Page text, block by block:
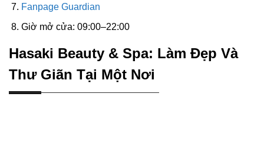
Fanpage Guardian
Giờ mở cửa: 09:00–22:00
Hasaki Beauty & Spa: Làm Đẹp Và
Thư Giãn Tại Một Nơi